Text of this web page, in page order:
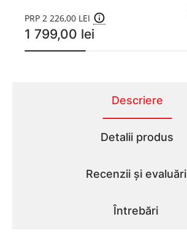
PRP 2 226,00 LEI
1 799,00 lei
Descriere
Detalii produs
Recenzii și evaluări
Întrebări